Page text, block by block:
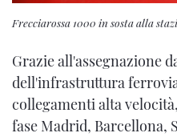
Frecciarossa 1000 in sosta alla
Grazie all'assegnazione
dell'infrastruttura
collegamenti alta
fase Madrid, Barcellona,